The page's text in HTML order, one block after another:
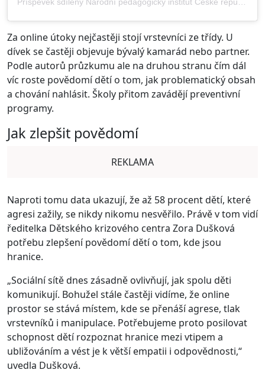
Za online útoky nejčastěji stojí vrstevníci ze třídy. U
dívek se častěji objevuje bývalý kamarád nebo partner.
Podle autorů průzkumu ale na druhou stranu čím dál
víc roste povědomí dětí o tom, jak problematický obsah
a chování nahlásit. Školy přitom zavádějí preventivní
programy.
Jak zlepšit povědomí
REKLAMA
Naproti tomu data ukazují, že až 58 procent dětí, které
agresi zažily, se nikdy nikomu nesvěřilo. Právě v tom vidí
ředitelka Dětského krizového centra Zora Dušková
potřebu zlepšení povědomí dětí o tom, kde jsou
hranice.
„Sociální sítě dnes zásadně ovlivňují, jak spolu děti
komunikují. Bohužel stále častěji vidíme, že online
prostor se stává místem, kde se přenáší agrese, tlak
vrstevníků i manipulace. Potřebujeme proto posilovat
schopnost dětí rozpoznat hranice mezi vtipem a
ubližováním a vést je k větší empatii i odpovědnosti,“
uvedla Dušková.